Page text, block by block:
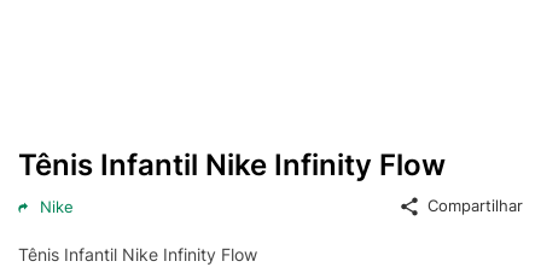
Tênis Infantil Nike Infinity Flow
Nike Compartilhar
Tênis Infantil Nike Infinity Flow